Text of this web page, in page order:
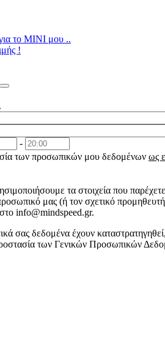
το MΙΝΙ μου ..
!
-
των προσωπικών μου δεδομένων ως
τα στοιχεία που
μας (ή τον σχετικό
info@mindspeed.gr.
σας δεδομένα έχουν
των Γενικών Προσωπικών